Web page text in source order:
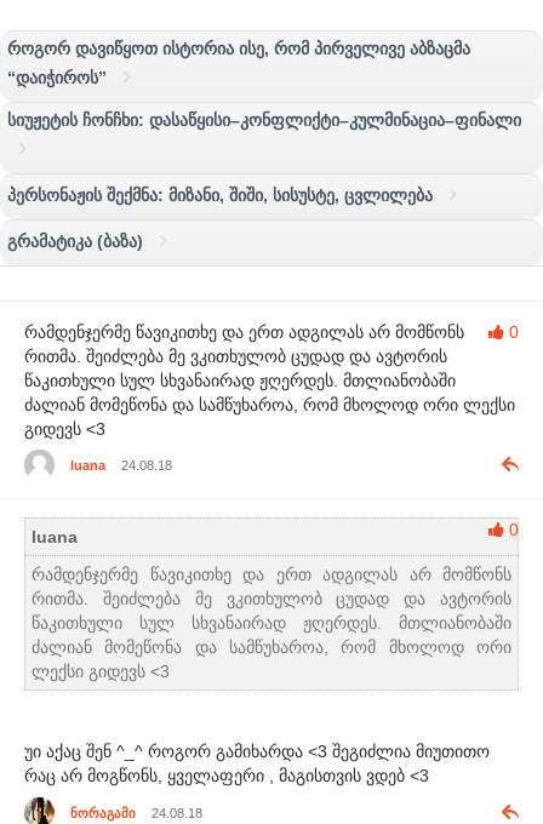
როგორ დავიწყოთ ისტორია ისე, რომ პირველივე აბზაცმა
“დაიჭიროს”
სიუჟეტის ჩონჩხი: დასაწყისი–კონფლიქტი–კულმინაცია–ფინალი
პერსონაჟის შექმნა: მიზანი, შიში, სისუსტე, ცვლილება
გრამატიკა (ბაზა)
0
რამდენჯერმე წავიკითხე და ერთ ადგილას არ მომწონს
რითმა. შეიძლება მე ვკითხულობ ცუდად და ავტორის
წაკითხული სულ სხვანაირად ჟღერდეს. მთლიანობაში
ძალიან მომეწონა და სამწუხაროა, რომ მხოლოდ ორი ლექსი
გიდევს <3
luana 24.08.18
0
luana
რამდენჯერმე წავიკითხე და ერთ ადგილას არ მომწონს
რითმა. შეიძლება მე ვკითხულობ ცუდად და ავტორის
წაკითხული სულ სხვანაირად ჟღერდეს. მთლიანობაში
ძალიან მომეწონა და სამწუხაროა, რომ მხოლოდ ორი
ლექსი გიდევს <3
უი აქაც შენ ^_^ როგორ გამიხარდა <3 შეგიძლია მიუთითო
რაც არ მოგწონს, ყველაფერი , მაგისთვის ვდებ <3
ნორაგამი 24.08.18